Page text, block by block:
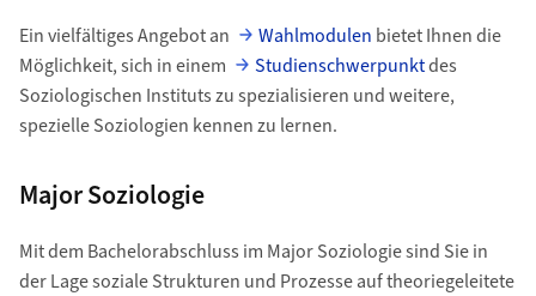
Ein vielfältiges Angebot an Wahlmodulen bietet Ihnen die
Möglichkeit, sich in einem
Studienschwerpunktdes
Soziologischen Instituts zu spezialisieren und weitere,
spezielle Soziologien kennen zu lernen.
Major Soziologie
Mit dem Bachelorabschluss im Major Soziologie sind Sie in
der Lage soziale Strukturen und Prozesse auf theoriegeleitete